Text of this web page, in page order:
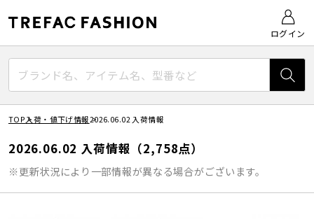
ログイン
TOP入荷・値下げ情報2026.06.02 入荷情報
2026.06.02 入荷情報（2,758点）
※更新状況により一部情報が異なる場合がございます。